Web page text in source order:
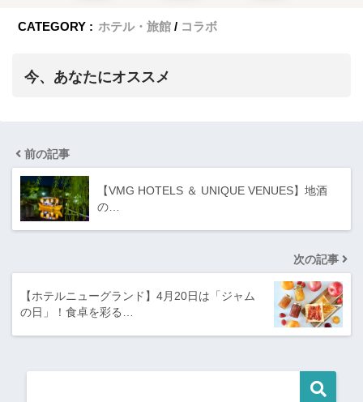
CATEGORY : ホテル・旅館 コラボ
今、あなたにオススメ
前の記事
【VMG HOTELS ＆ UNIQUE VENUES】地酒
の…
次の記事
【ホテルニューグランド】4月20日は「ジャム
の日」！食卓を彩る…